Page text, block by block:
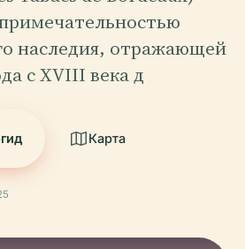
наследия, отражающей
с XVIII века д
Карта